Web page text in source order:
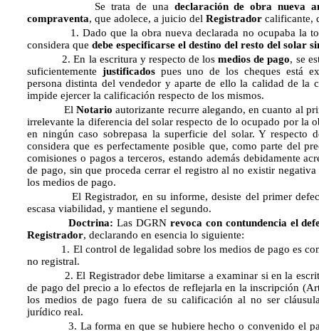
Se trata de una declaración de obra nueva
compraventa, que adolece, a juicio del Registrador calificante,
1. Dado que la obra nueva declarada no ocupaba la
considera que debe especificarse el destino del resto del solar
2. En la escritura y respecto de losmedios de pago, se
suficientemente justificadospues uno de los cheques está
persona distinta del vendedor y aparte de ello la calidad de la
impide ejercer la calificación respecto de los mismos.
El Notario autorizante recurre alegando, en cuanto al
irrelevante la diferencia del solar respecto de lo ocupado por la
en ningún caso sobrepasa la superficie del solar. Y respecto
considera que es perfectamente posible que, como parte del
comisiones o pagos a terceros, estando además debidamente
de pago, sin que proceda cerrar el registro al no existir
los medios de pago.
El Registrador, en su informe, desiste del primer
escasa viabilidad, y mantiene el segundo.
Doctrina: Las DGRN revoca con contundencia el
Registrador, declarando en esencia lo siguiente:
1. El control de legalidad sobre los medios de pago es
no registral.
2. El Registrador debe limitarse a examinar si en la
de pago del precio a lo efectos de reflejarla en la inscripción
los medios de pago fuera de su calificación al no ser
jurídico real.
3. La forma en que se hubiere hecho o convenido el